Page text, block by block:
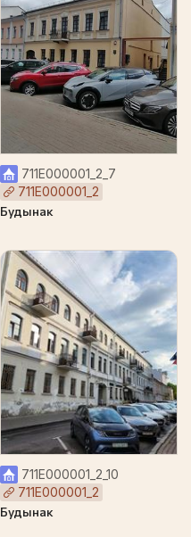
711Е000001_2_7
711Е000001_2
Будынак
711Е000001_2_10
711Е000001_2
Будынак